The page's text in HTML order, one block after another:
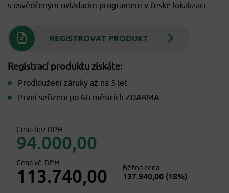
s osvědčeným ovládacím programem v české lokalizaci.
REGISTROVAT PRODUKT
Registrací produktu získáte:
Prodloužení záruky až na 5 let
První seřízení po 6ti měsících ZDARMA
Cena bez DPH
94.000,00
Cena vč. DPH
113.740,00 Běžná cena
137.940,00 (18%)